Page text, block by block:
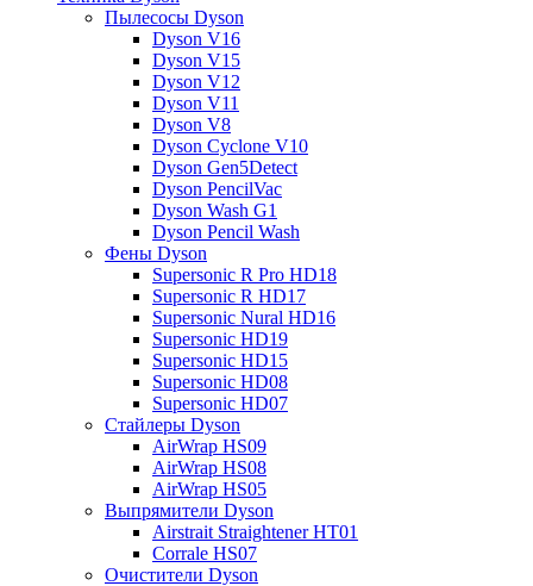
Пылесосы Dyson
Dyson V16
Dyson V15
Dyson V12
Dyson V11
Dyson V8
Dyson Cyclone V10
Dyson Gen5Detect
Dyson PencilVac
Dyson Wash G1
Dyson Pencil Wash
Фены Dyson
Supersonic R Pro HD18
Supersonic R HD17
Supersonic Nural HD16
Supersonic HD19
Supersonic HD15
Supersonic HD08
Supersonic HD07
Стайлеры Dyson
AirWrap HS09
AirWrap HS08
AirWrap HS05
Выпрямители Dyson
Airstrait Straightener HT01
Corrale HS07
Очистители Dyson